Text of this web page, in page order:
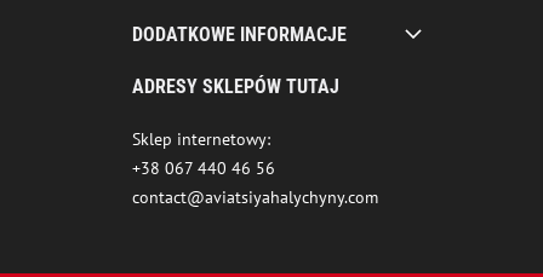
DODATKOWE INFORMACJE
ADRESY SKLEPÓW TUTAJ
Sklep internetowy:
+38 067 440 46 56
contact@aviatsiyahalychyny.com